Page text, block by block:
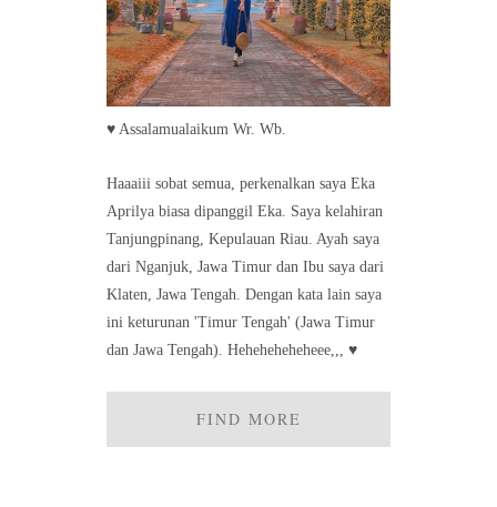
♥ Assalamualaikum Wr. Wb.
Haaaiii sobat semua, perkenalkan saya Eka
Aprilya biasa dipanggil Eka. Saya kelahiran
Tanjungpinang, Kepulauan Riau. Ayah saya
dari Nganjuk, Jawa Timur dan Ibu saya dari
Klaten, Jawa Tengah. Dengan kata lain saya
ini keturunan 'Timur Tengah' (Jawa Timur
dan Jawa Tengah). Heheheheheheee,,, ♥
FIND MORE